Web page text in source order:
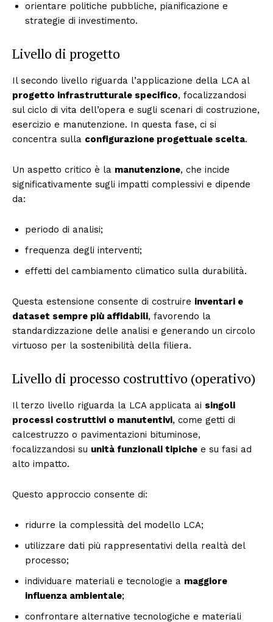
orientare politiche pubbliche, pianificazione e
strategie di investimento.
Livello di progetto
Il secondo livello riguarda l’applicazione della LCA al
progetto infrastrutturale specifico, focalizzandosi
sul ciclo di vita dell’opera e sugli scenari di costruzione,
esercizio e manutenzione. In questa fase, ci si
concentra sulla configurazione progettuale scelta.
Un aspetto critico è la manutenzione, che incide
significativamente sugli impatti complessivi e dipende
da:
periodo di analisi;
frequenza degli interventi;
effetti del cambiamento climatico sulla durabilità.
Questa estensione consente di costruire inventari e
dataset sempre più affidabili, favorendo la
standardizzazione delle analisi e generando un circolo
virtuoso per la sostenibilità della filiera.
Livello di processo costruttivo (operativo)
Il terzo livello riguarda la LCA applicata ai singoli
processi costruttivi o manutentivi, come getti di
calcestruzzo o pavimentazioni bituminose,
focalizzandosi su unità funzionali tipiche e su fasi ad
alto impatto.
Questo approccio consente di:
ridurre la complessità del modello LCA;
utilizzare dati più rappresentativi della realtà del
processo;
individuare materiali e tecnologie a maggiore
influenza ambientale;
confrontare alternative tecnologiche e materiali